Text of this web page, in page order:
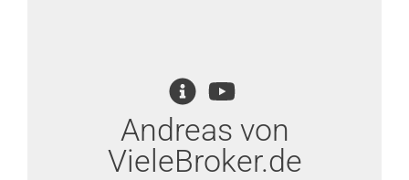
Andreas von
VieleBroker.de